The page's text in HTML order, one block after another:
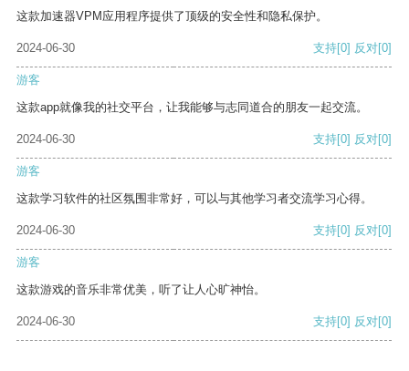
这款加速器VPM应用程序提供了顶级的安全性和隐私保护。
2024-06-30 支持[0] 反对[0]
游客
这款app就像我的社交平台，让我能够与志同道合的朋友一起交流。
2024-06-30 支持[0] 反对[0]
游客
这款学习软件的社区氛围非常好，可以与其他学习者交流学习心得。
2024-06-30 支持[0] 反对[0]
游客
这款游戏的音乐非常优美，听了让人心旷神怡。
2024-06-30 支持[0] 反对[0]